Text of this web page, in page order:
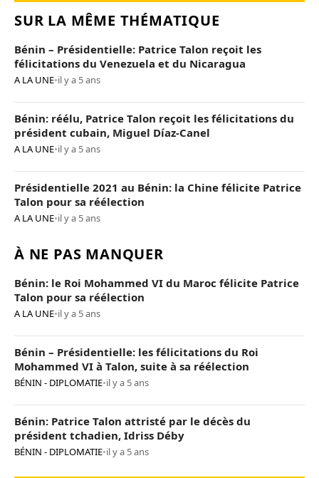
SUR LA MÊME THÉMATIQUE
Bénin – Présidentielle: Patrice Talon reçoit les
félicitations du Venezuela et du Nicaragua
A LA UNE•il y a 5 ans
Bénin: réélu, Patrice Talon reçoit les félicitations du
président cubain, Miguel Díaz-Canel
A LA UNE•il y a 5 ans
Présidentielle 2021 au Bénin: la Chine félicite Patrice
Talon pour sa réélection
A LA UNE•il y a 5 ans
À NE PAS MANQUER
Bénin: le Roi Mohammed VI du Maroc félicite Patrice
Talon pour sa réélection
A LA UNE•il y a 5 ans
Bénin – Présidentielle: les félicitations du Roi
Mohammed VI à Talon, suite à sa réélection
BÉNIN - DIPLOMATIE•il y a 5 ans
Bénin: Patrice Talon attristé par le décès du
président tchadien, Idriss Déby
BÉNIN - DIPLOMATIE•il y a 5 ans